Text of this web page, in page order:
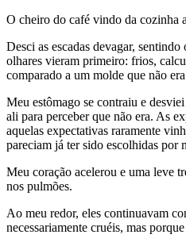
O cheiro do café vindo da cozinha
Desci as escadas devagar,
olhares vieram primeiro: frios,
comparado a um molde que não
Meu estômago se contraiu e
ali para perceber que não era. As
aquelas expectativas raramente
pareciam já ter sido escolhidas por
Meu coração acelerou e uma leve
nos pulmões.
Ao meu redor, eles continuavam
necessariamente cruéis, mas